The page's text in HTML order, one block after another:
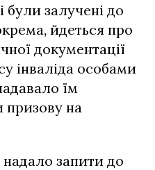
залучені до
йдеться про
документації
інваліда особами
їм
призову на
запити до